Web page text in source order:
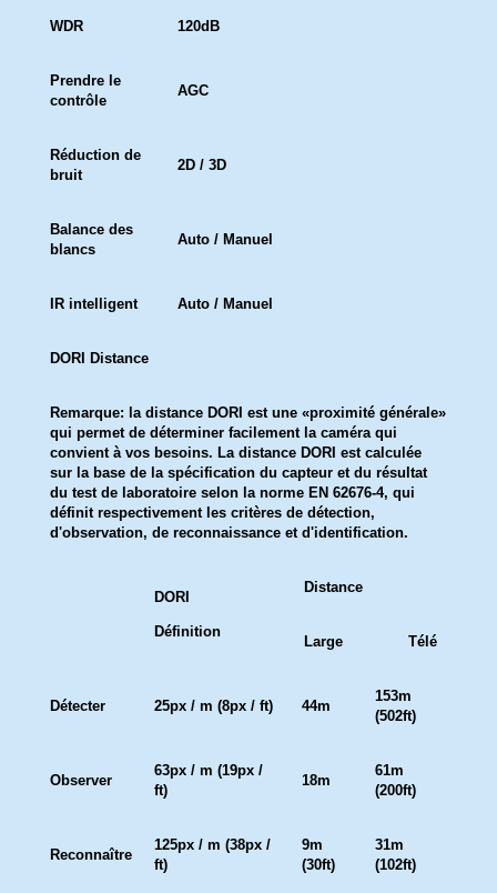
WDR 120dB
Prendre le
contrôle
AGC
Réduction de
bruit
2D / 3D
Balance des
blancs
Auto / Manuel
IR intelligent Auto / Manuel
DORI Distance
Remarque: la distance DORI est une «proximité générale»
qui permet de déterminer facilement la caméra qui
convient à vos besoins. La distance DORI est calculée
sur la base de la spécification du capteur et du résultat
du test de laboratoire selon la norme EN 62676-4, qui
définit respectivement les critères de détection,
d'observation, de reconnaissance et d'identification.
DORI
Définition
Distance
Large Télé
Détecter 25px / m (8px / ft) 44m
153m
(502ft)
Observer
63px / m (19px /
ft)
18m
61m
(200ft)
Reconnaître
125px / m (38px /
ft)
9m
(30ft)
31m
(102ft)